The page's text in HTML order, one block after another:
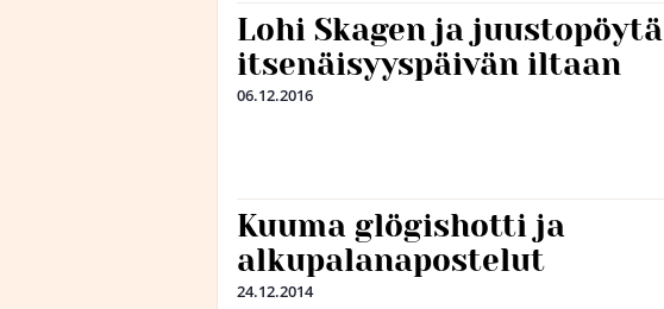
Lohi Skagen ja juustopöytä
itsenäisyyspäivän iltaan
06.12.2016
Kuuma glögishotti ja
alkupalanapostelut
24.12.2014